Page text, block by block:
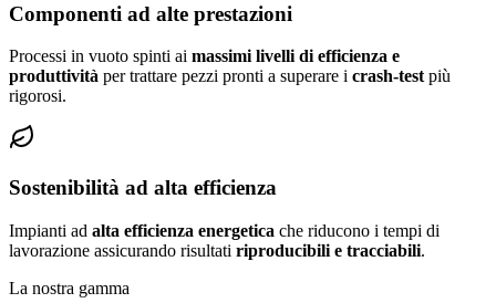
Componenti ad alte prestazioni
Processi in vuoto spinti ai massimi livelli di efficienza e
produttività per trattare pezzi pronti a superare i crash-test più
rigorosi.
Sostenibilità ad alta efficienza
Impianti ad alta efficienza energetica che riducono i tempi di
lavorazione assicurando risultati riproducibili e tracciabili.
La nostra gamma